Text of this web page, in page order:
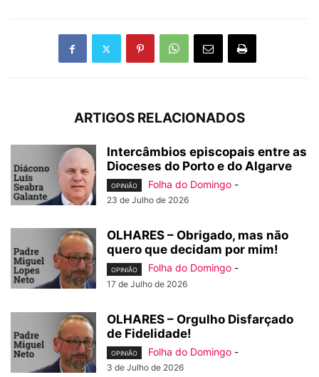
ARTIGOS RELACIONADOS
Intercâmbios episcopais entre as
Dioceses do Porto e do Algarve
OPINIÃO Folha do Domingo -
23 de Julho de 2026
OLHARES – Obrigado, mas não
quero que decidam por mim!
OPINIÃO Folha do Domingo -
17 de Julho de 2026
OLHARES – Orgulho Disfarçado
de Fidelidade!
OPINIÃO Folha do Domingo -
3 de Julho de 2026